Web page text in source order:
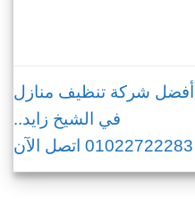
أفضل شركة تنظيف منازل
في الشيخ زايد..
01022722283 اتصل الآن